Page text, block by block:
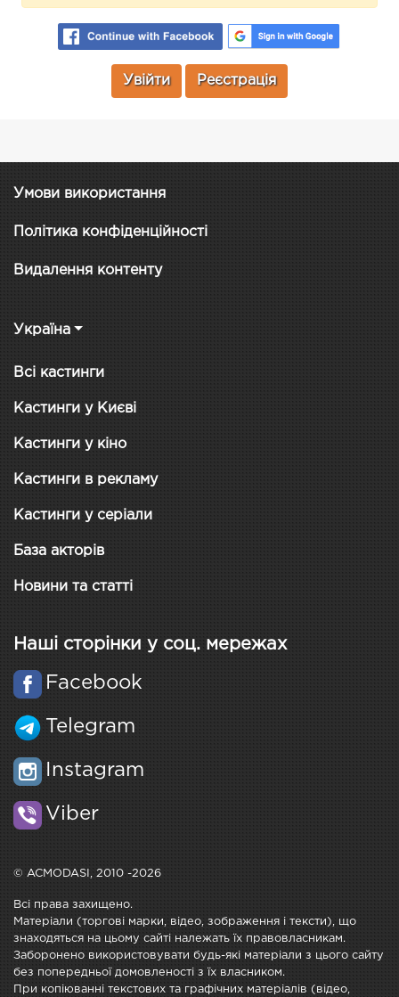
Увійти Реєстрація
Умови використання
Політика конфіденційності
Видалення контенту
Україна
Всі кастинги
Кастинги у Києві
Кастинги у кіно
Кастинги в рекламу
Кастинги у серіали
База акторів
Новини та статті
Наші сторінки у соц. мережах
Facebook
Telegram
Instagram
Viber
© ACMODASI, 2010 -2026
Всі права захищено.
Матеріали (торгові марки, відео, зображення і тексти), що
знаходяться на цьому сайті належать їх правовласникам.
Заборонено використовувати будь-які матеріали з цього сайту
без попередньої домовленості з їх власником.
При копіюванні текстових та графічних матеріалів (відео,